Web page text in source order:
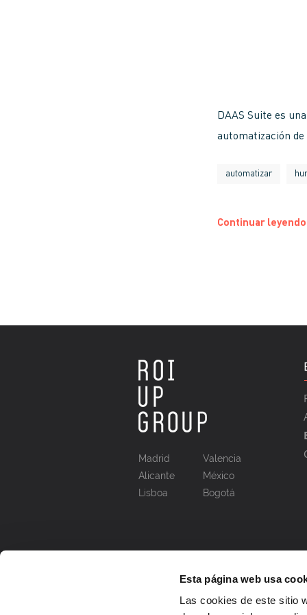
Esta página web usa
Las cookies de este sitio
DAAS Suite es
automatización
automatizar
Continuar leyendo
Madrid
Valencia
Alicante
México
Lisboa
Bogotá